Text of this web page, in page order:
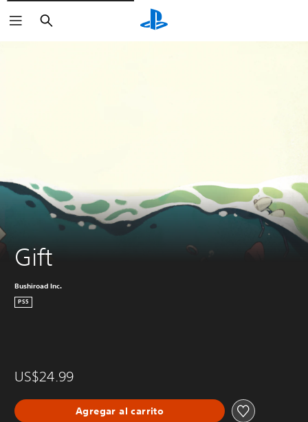
Buscar
Gift
Bushiroad Inc.
PS5
US$24.99
Agregar al carrito